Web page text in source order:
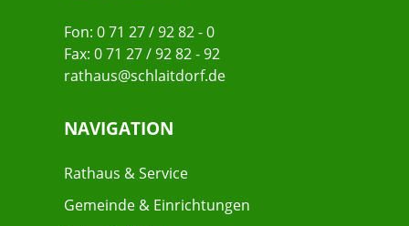
Fon: 0 71 27 / 92 82 - 0
Fax: 0 71 27 / 92 82 - 92
rathaus@schlaitdorf.de
NAVIGATION
Rathaus & Service
Gemeinde & Einrichtungen